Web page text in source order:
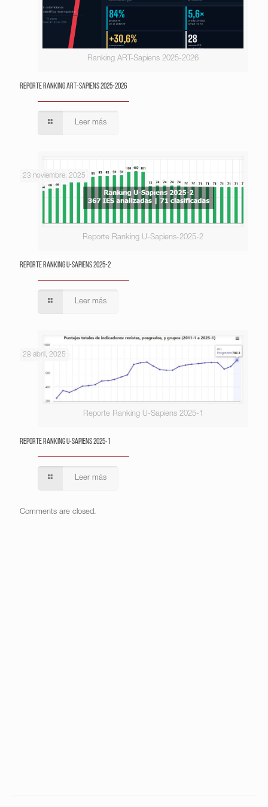
Ranking ART-Sapiens 2025-2026
Reporte Ranking ART-Sapiens 2025-2026
Leer más
Reporte Ranking U-Sapiens-2025-2
23 noviembre, 2025
Reporte Ranking U-Sapiens 2025-2
Leer más
Reporte Ranking U-Sapiens 2025-1
28 abril, 2025
Reporte Ranking U-Sapiens 2025-1
Leer más
Comments are closed.